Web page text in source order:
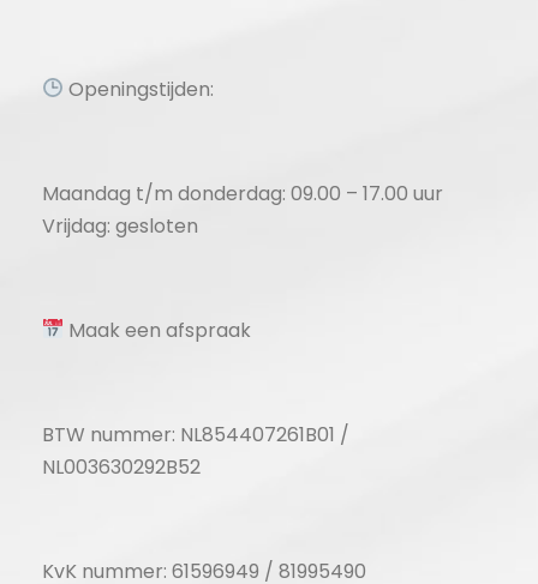
Openingstijden:
Maandag t/m donderdag: 09.00 – 17.00 uur
Vrijdag: gesloten
Maak een afspraak
BTW nummer: NL854407261B01 /
NL003630292B52
KvK nummer: 61596949 / 81995490